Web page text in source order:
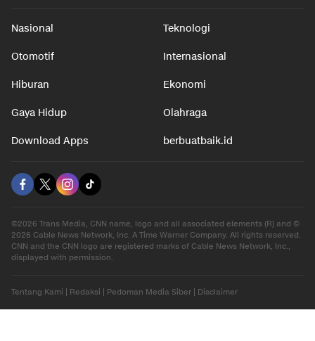
Nasional Teknologi
Otomotif Internasional
Hiburan Ekonomi
Gaya Hidup Olahraga
Download Apps berbuatbaik.id
©2026 Trans Media, CNN name, logo and all associated elements (R) and ©
2026 Cable News Network, Inc. A Time Warner Company. All rights reserved.
CNN and the CNN logo are registered marks of Cable News Network, Inc.,
displayed with permission.
Tentang Kami | Redaksi | Pedoman Media Siber | Disclaimer